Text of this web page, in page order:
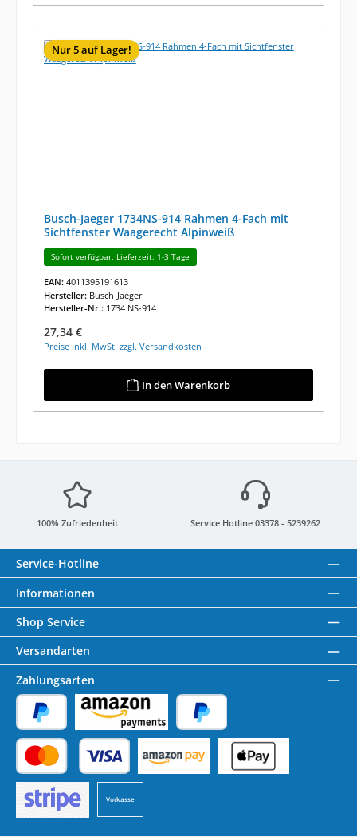
Nur 5 auf Lager!
Busch-Jaeger 1734NS-914 Rahmen 4-Fach mit
Sichtfenster Waagerecht Alpinweiß
Sofort verfügbar, Lieferzeit: 1-3 Tage
EAN: 4011395191613
Hersteller: Busch-Jaeger
Hersteller-Nr.: 1734 NS-914
Regulärer Preis:
27,34 €
Preise inkl. MwSt. zzgl. Versandkosten
In den Warenkorb
100% Zufriedenheit Service Hotline 03378 - 5239262
Service-Hotline
Informationen
Shop Service
Versandarten
Zahlungsarten
PayPal Amazon Pay Später Bezahlen
Kredit- oder Debitkarte
Vorkasse
Benutzerdefiniertes Bild 1